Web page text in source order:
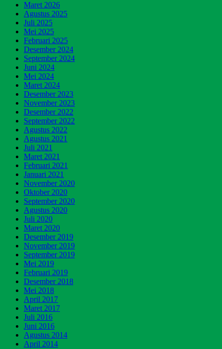
Maret 2026
Agustus 2025
Juli 2025
Mei 2025
Februari 2025
Desember 2024
September 2024
Juni 2024
Mei 2024
Maret 2024
Desember 2023
November 2023
Desember 2022
September 2022
Agustus 2022
Agustus 2021
Juli 2021
Maret 2021
Februari 2021
Januari 2021
November 2020
Oktober 2020
September 2020
Agustus 2020
Juli 2020
Maret 2020
Desember 2019
November 2019
September 2019
Mei 2019
Februari 2019
Desember 2018
Mei 2018
April 2017
Maret 2017
Juli 2016
Juni 2016
Agustus 2014
April 2014